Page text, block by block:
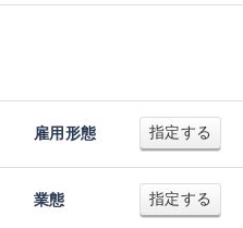
雇用形態 指定する
業態 指定する